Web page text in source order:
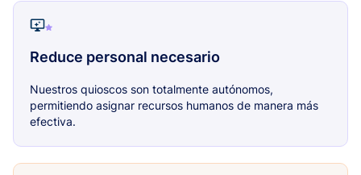
Reduce personal necesario
Nuestros quioscos son totalmente autónomos,
permitiendo asignar recursos humanos de manera más
efectiva.